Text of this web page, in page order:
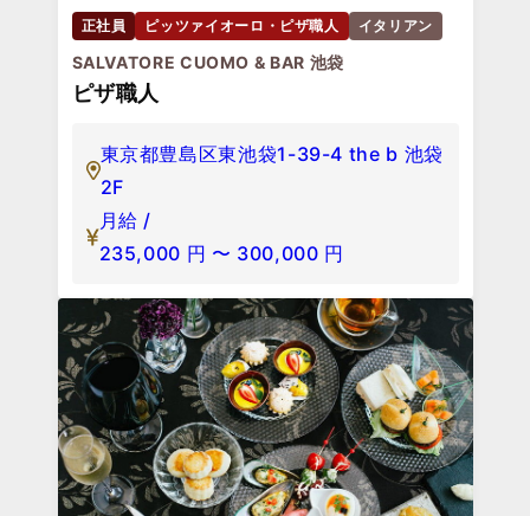
正社員 ピッツァイオーロ・ピザ職人 イタリアン
SALVATORE CUOMO & BAR 池袋
ピザ職人
東京都豊島区東池袋1-39-4 the b 池袋
2F
月給 /
235,000 円 〜 300,000 円